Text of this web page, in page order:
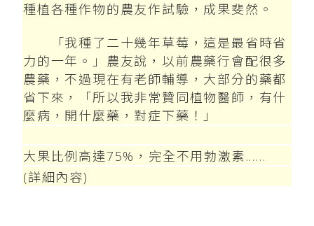
種植各種作物的農友作試驗，成果斐然。
「我種了二十幾年草莓，這是最省時省
力的一年。」農友說，以前農藥行會配很多
農藥，不過現在有老師輔導，大部分的藥都
省下來，「所以我非常贊同植物醫師，有什
麼病，開什麼藥，對症下藥！」
大果比例高達75%，完全不用勃激素......
(詳細內容)